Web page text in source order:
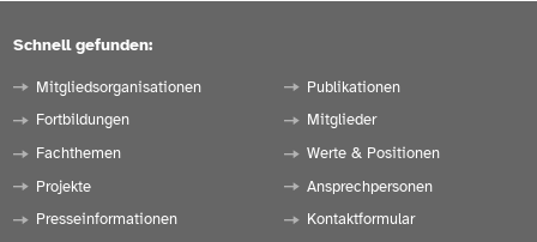
Schnell gefunden:
Mitgliedsorganisationen
Fortbildungen
Fachthemen
Projekte
Presseinformationen
Publikationen
Mitglieder
Werte & Positionen
Ansprechpersonen
Kontaktformular